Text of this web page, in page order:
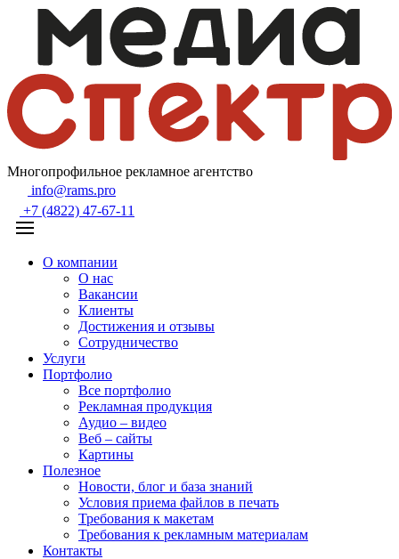
Многопрофильное рекламное агентство
info@rams.pro
+7 (4822) 47-67-11
О компании
О нас
Вакансии
Клиенты
Достижения и отзывы
Сотрудничество
Услуги
Портфолио
Все портфолио
Рекламная продукция
Аудио – видео
Веб – сайты
Картины
Полезное
Новости, блог и база знаний
Условия приема файлов в печать
Требования к макетам
Требования к рекламным материалам
Контакты